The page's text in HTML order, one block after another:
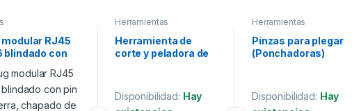
modular RJ45
blindado con
tierra.
Herramientas
Herramienta de
corte y peladora de
Disponibilidad: Hay
Herramientas
Pinzas para plegar
(Ponchadoras)
Disponibilidad: Hay